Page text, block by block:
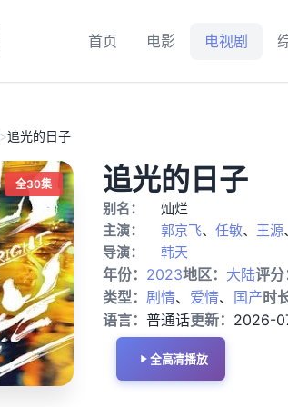
首页 电影 电视剧
>追光的日子
全30集 追光的日子
别名：
灿烂
主演：
郭京飞、 任敏、 王源、
导演：
韩天
年份： 2023地区： 大陆评分
类型： 剧情、 爱情、 国产时
语言： 普通话更新： 2026-
全高清播放